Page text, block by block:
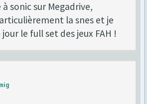
sonic sur Megadrive,
la snes et je
le full set des jeux FAH !